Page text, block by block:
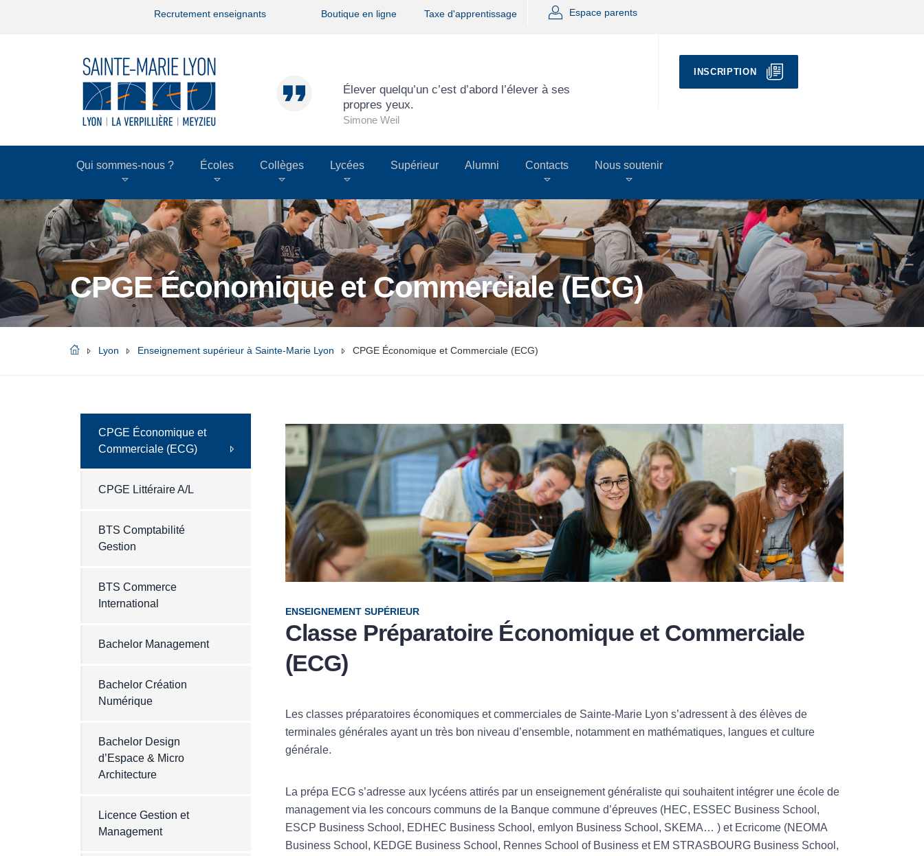
Recrutement enseignants Boutique en ligne Taxe d'apprentissage Espace parents
Élever quelqu’un c’est d’abord l’élever à ses
propres yeux.
Simone Weil
INSCRIPTION
Qui sommes-nous ? Écoles Collèges Lycées Supérieur Alumni Contacts Nous soutenir
CPGE Économique et Commerciale (ECG)
Lyon Enseignement supérieur à Sainte-Marie Lyon CPGE Économique et Commerciale (ECG)
CPGE Économique et
Commerciale (ECG)
CPGE Littéraire A/L
BTS Comptabilité
Gestion
BTS Commerce
International
Bachelor Management
Bachelor Création
Numérique
Bachelor Design
d’Espace & Micro
Architecture
Licence Gestion et
Management
ENSEIGNEMENT SUPÉRIEUR
Classe Préparatoire Économique et Commerciale
(ECG)
Les classes préparatoires économiques et commerciales de Sainte-Marie Lyon s’adressent à des élèves de
terminales générales ayant un très bon niveau d’ensemble, notamment en mathématiques, langues et culture
générale.
La prépa ECG s’adresse aux lycéens attirés par un enseignement généraliste qui souhaitent intégrer une école de
management via les concours communs de la Banque commune d’épreuves (HEC, ESSEC Business School,
ESCP Business School, EDHEC Business School, emlyon Business School, SKEMA… ) et Ecricome (NEOMA
Business School, KEDGE Business School, Rennes School of Business et EM STRASBOURG Business School,